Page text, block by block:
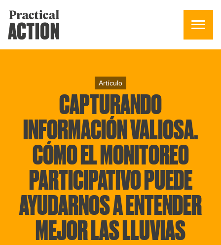
Artículo
CAPTURANDO
INFORMACIÓN VALIOSA.
CÓMO EL MONITOREO
PARTICIPATIVO PUEDE
AYUDARNOS A ENTENDER
MEJOR LAS LLUVIAS